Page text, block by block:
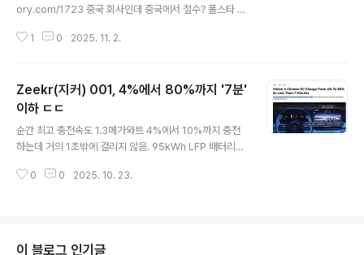
ory.com/1723 중국 회사인데 중국에서 철수? 폴스타 절
도 폴스타4 가성비 오진다고 난리 부르스 ㅋㅋhttps://me
eritocrat.tistory.com이제 큰일 남 ㄷㄷ폴스타는 나스
닥의 공지에 따르면, 해당 회사는 2026년 4월 29일까지
180일 이내에 미국 상장 주식의 종가가 최소 10개 영업일
연속으로 주당 1달러에 도달하거나 이를 초과해야 규정을
정을 준수하지 못할 경우 180일 더 연장..
1 0 2025. 11. 2.
Zeekr(지커) 001, 4%에서 80%까지 '7분'
이하 ㄷㄷ
순간 최고 충전속도 1.3메가와트 4%에서 10%까지 충전
하는데 거의 1초밖에 걸리지 않음. 95kWh LFP 배터리로
s from Zeekr via Felix Hamer. It shows a new 00
wer input immediately goes over 500 kW and p
0 0 2025. 10. 23.
이 블로그 인기글